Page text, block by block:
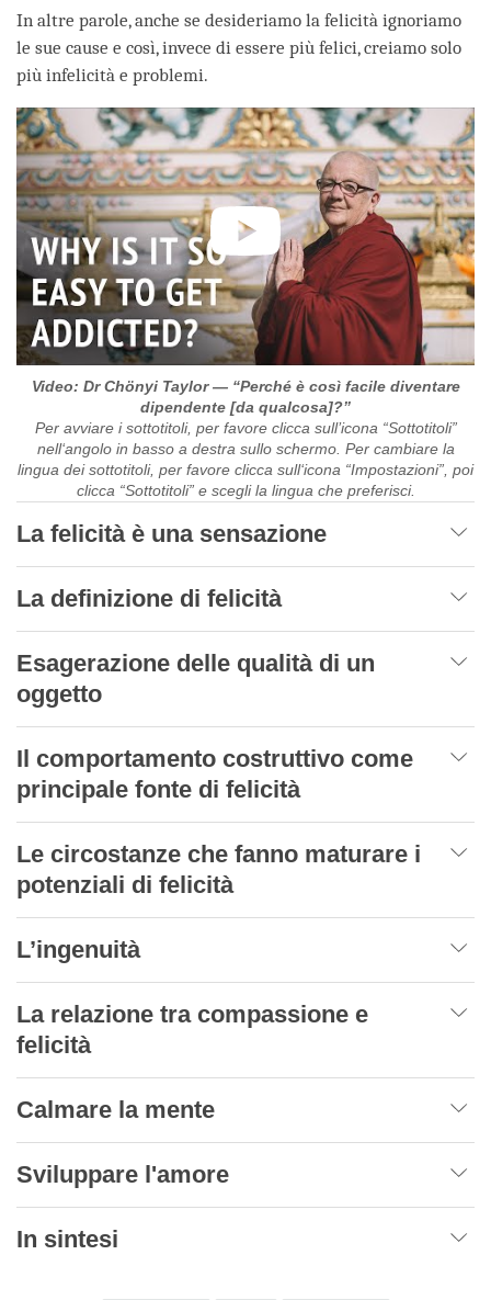
In altre parole, anche se desideriamo la felicità ignoriamo
le sue cause e così, invece di essere più felici, creiamo solo
più infelicità e problemi.
Video: Dr Chönyi Taylor — “Perché è così facile diventare
dipendente [da qualcosa]?”
Per avviare i sottotitoli, per favore clicca sull’icona “Sottotitoli”
nell‘angolo in basso a destra sullo schermo. Per cambiare la
lingua dei sottotitoli, per favore clicca sull‘icona “Impostazioni”, poi
clicca “Sottotitoli” e scegli la lingua che preferisci.
La felicità è una sensazione
La definizione di felicità
Esagerazione delle qualità di un
oggetto
Il comportamento costruttivo come
principale fonte di felicità
Le circostanze che fanno maturare i
potenziali di felicità
L’ingenuità
La relazione tra compassione e
felicità
Calmare la mente
Sviluppare l'amore
In sintesi